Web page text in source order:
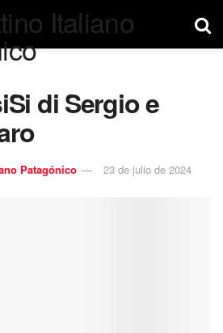
di Sergio e
Patagónico 23 de julio de 2024